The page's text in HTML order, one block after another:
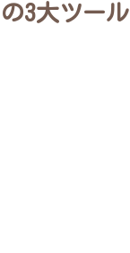
3大ツール